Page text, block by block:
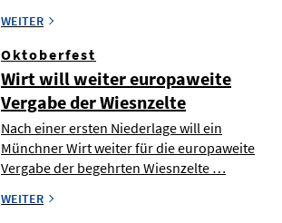
WEITER
Oktoberfest
Wirt will weiter europaweite
Vergabe der Wiesnzelte
Nach einer ersten Niederlage will ein
Münchner Wirt weiter für die europaweite
Vergabe der begehrten Wiesnzelte …
WEITER